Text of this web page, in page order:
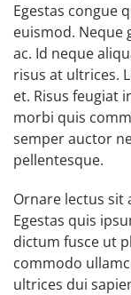
Egestas congue
euismod. Neque
ac. Id neque
risus at ultrices.
et. Risus feugiat
morbi quis
semper auctor
pellentesque.
Ornare lectus sit
Egestas quis
dictum fusce ut
commodo
ultrices dui